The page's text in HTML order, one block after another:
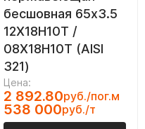
бесшовная 65х3.5
12Х18Н10Т /
08Х18Н10Т (AISI
321)
Цена:
2 892.80руб./пог.м
538 000руб./т